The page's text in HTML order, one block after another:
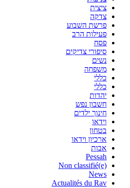
ציצית
צדקה
פרשת השבוע
פעילות הרב
פסח
סיפורי צדיקים
נשים
משפחה
כללי
כללי
יהדות
חשבון נפש
חינוך ילדים
וידאו
בטחון
ארכיון וידאו
אבות
Pessah
Non classifié(e)
News
Actualités du Rav